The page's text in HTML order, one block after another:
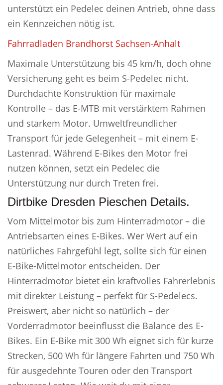
unterstützt ein Pedelec deinen Antrieb, ohne dass
ein Kennzeichen nötig ist.
Fahrradladen Brandhorst Sachsen-Anhalt
Maximale Unterstützung bis 45 km/h, doch ohne
Versicherung geht es beim S-Pedelec nicht.
Durchdachte Konstruktion für maximale
Kontrolle – das E-MTB mit verstärktem Rahmen
und starkem Motor. Umweltfreundlicher
Transport für jede Gelegenheit – mit einem E-
Lastenrad. Während E-Bikes den Motor frei
nutzen können, setzt ein Pedelec die
Unterstützung nur durch Treten frei.
Dirtbike Dresden Pieschen Details.
Vom Mittelmotor bis zum Hinterradmotor – die
Antriebsarten eines E-Bikes. Wer Wert auf ein
natürliches Fahrgefühl legt, sollte sich für einen
E-Bike-Mittelmotor entscheiden. Der
Hinterradmotor bietet ein kraftvolles Fahrerlebnis
mit direkter Leistung – perfekt für S-Pedelecs.
Preiswert, aber nicht so natürlich – der
Vorderradmotor beeinflusst die Balance des E-
Bikes. Ein E-Bike mit 300 Wh eignet sich für kurze
Strecken, 500 Wh für längere Fahrten und 750 Wh
für ausgedehnte Touren oder den Transport